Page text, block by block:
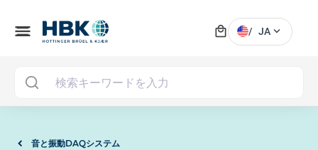
menu local_mall / JA expand_more
音と振動DAQシステム